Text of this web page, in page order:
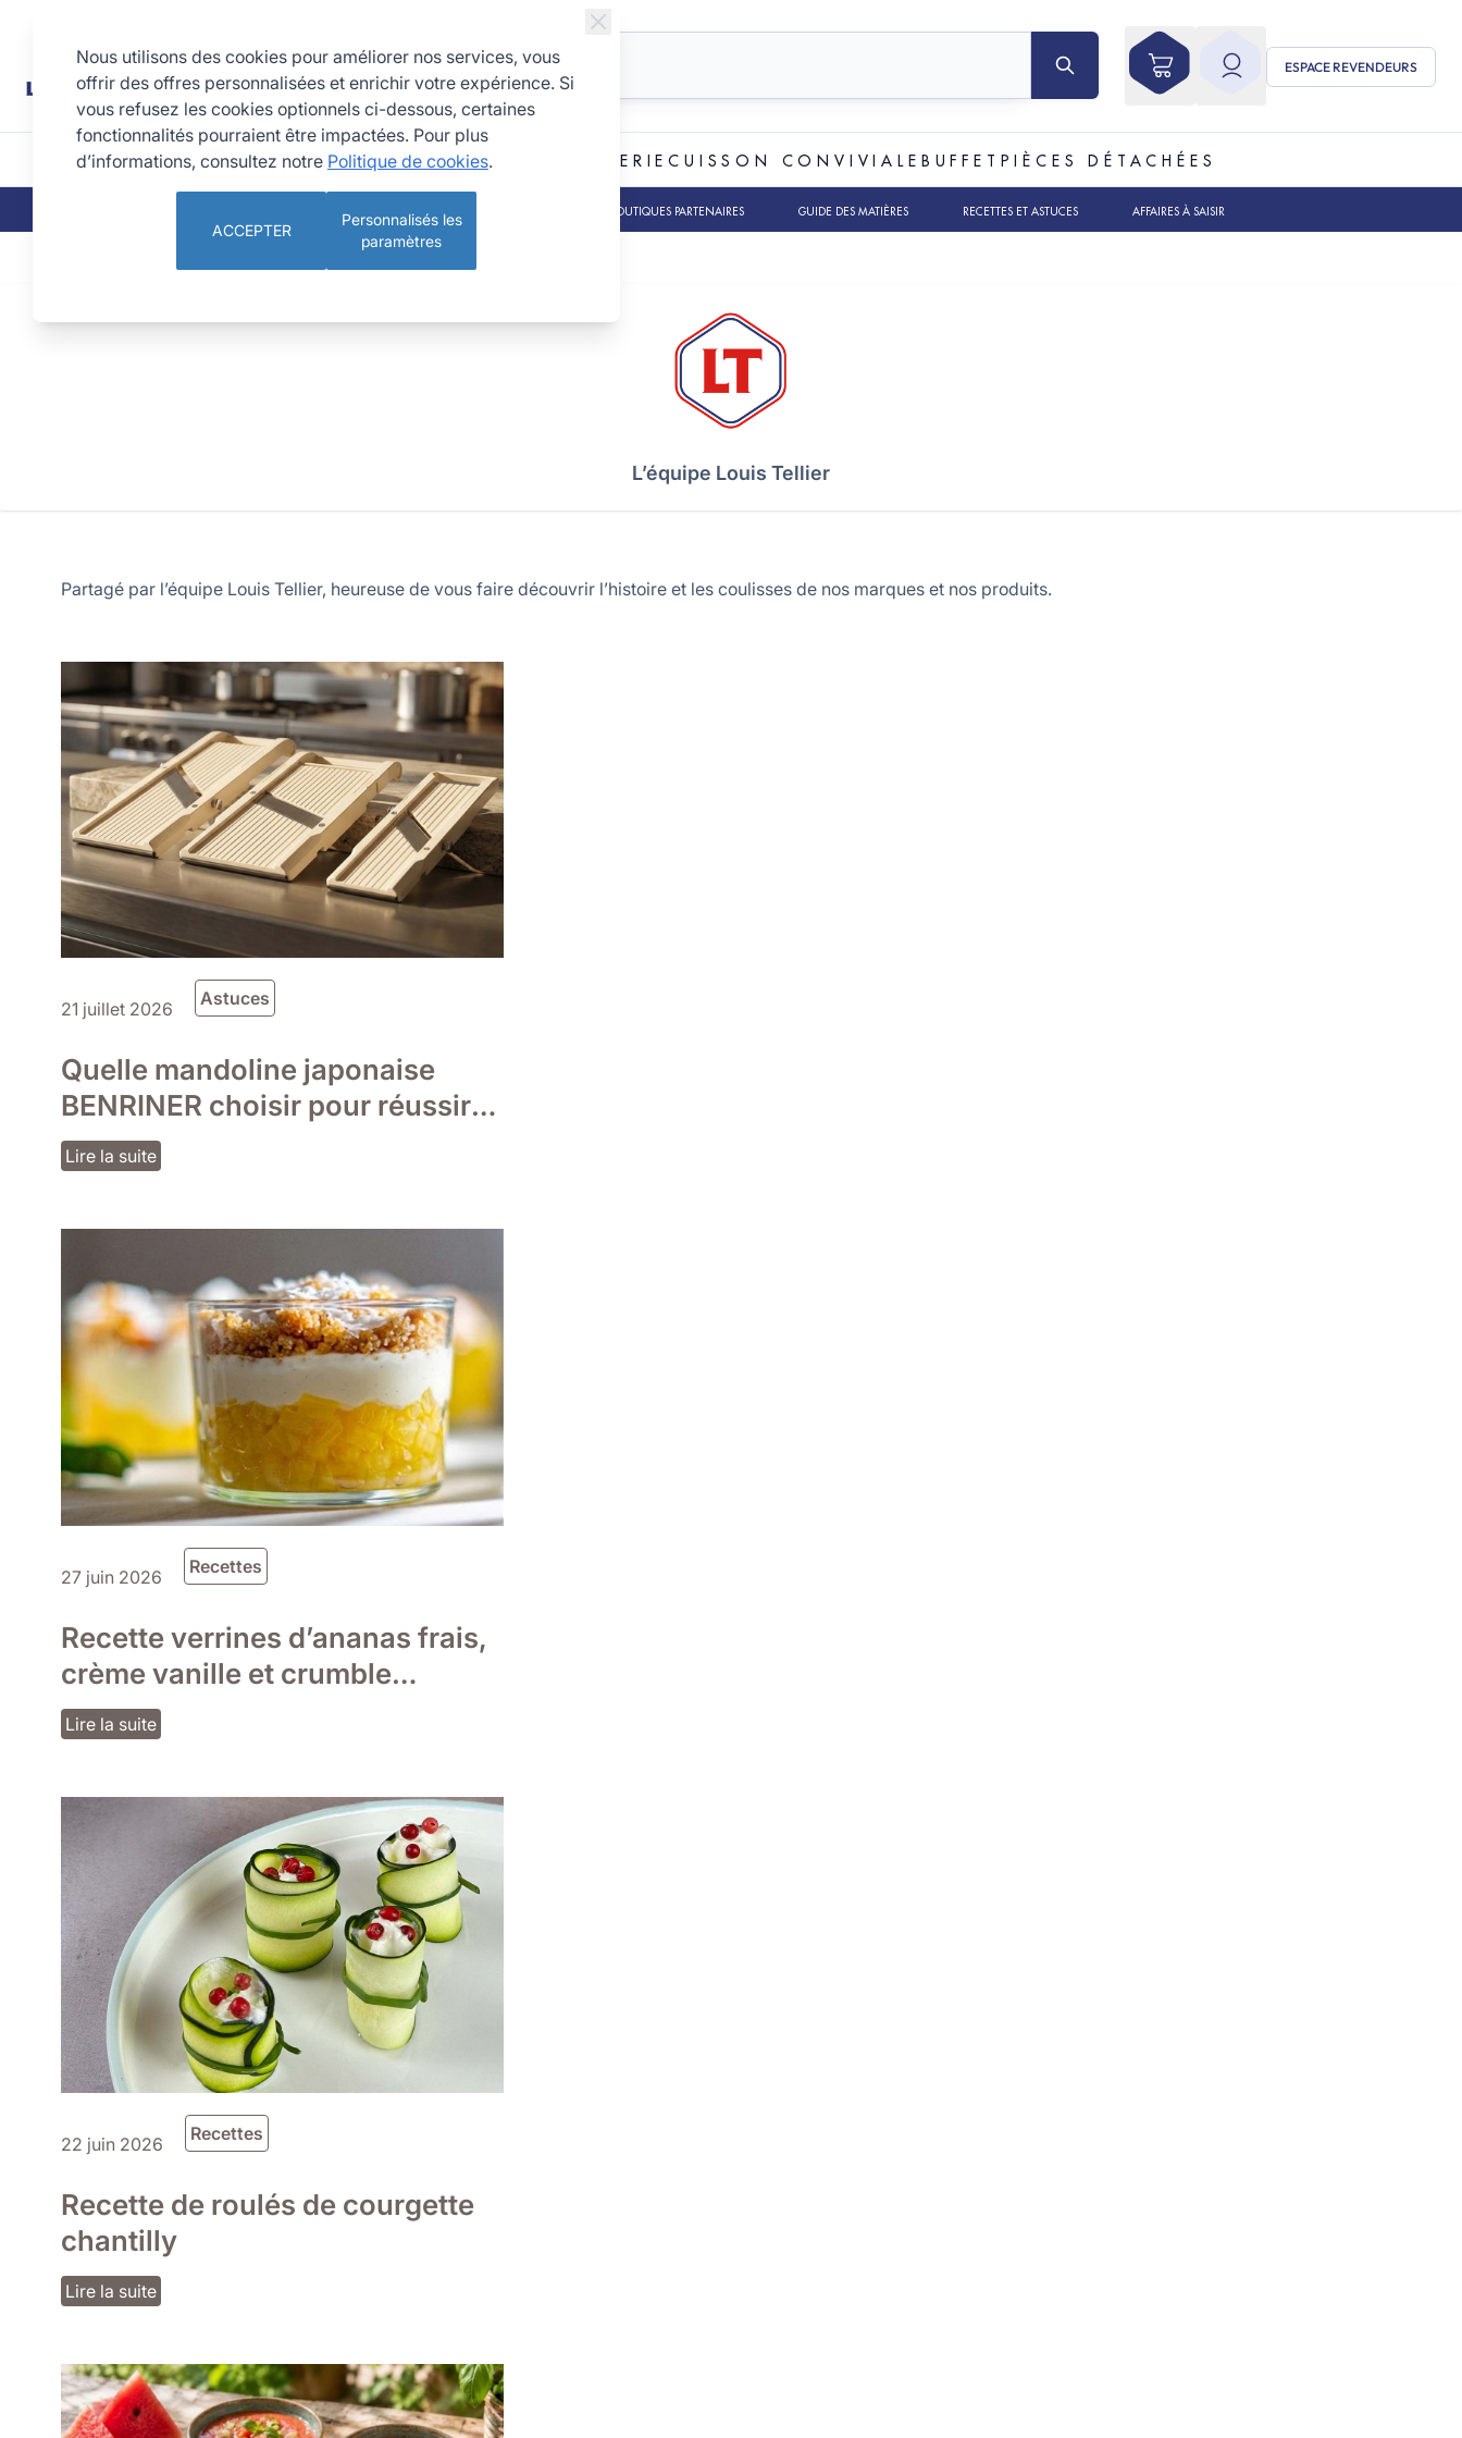
ESPACE REVENDEURS
CUISINEPÂTISSERIE ET BOULANGERIECUISSON CONVIVIALE BUFFET PIÈCES DÉTACHÉES
NOS ENGAGEMENTS RSE NOS BOUTIQUES PARTENAIRES GUIDE DES MATIÈRES RECETTES ET ASTUCES AFFAIRES À SAISIR
L’équipe Louis Tellier
Partagé par l’équipe Louis Tellier, heureuse de vous faire découvrir l’histoire et les coulisses de nos marques et nos produits.
21 juillet 2026 Astuces
Quelle mandoline japonaise
BENRINER choisir pour réussir
toutes vos découpes ?
Lire la suite
27 juin 2026 Recettes
Recette verrines d’ananas frais,
crème vanille et crumble
croustillant citron vert
Lire la suite
22 juin 2026 Recettes
Recette de roulés de courgette
chantilly
Lire la suite
Nous utilisons des cookies pour améliorer nos services, vous
offrir des offres personnalisées et enrichir votre expérience. Si
vous refusez les cookies optionnels ci-dessous, certaines
fonctionnalités pourraient être impactées. Pour plus
d’informations, consultez notre Politique de cookies.
ACCEPTER
Personnalisés les
paramètres